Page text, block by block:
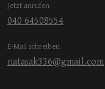
Jetzt anrufen
040 64508554
E-Mail schreiben
natasak336@gmail.com